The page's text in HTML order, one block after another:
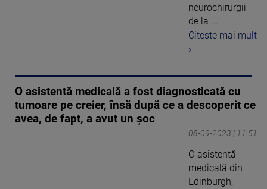
neurochirurgii
de la ...
Citeste mai mult
›
O asistentă medicală a fost diagnosticată cu
tumoare pe creier, însă după ce a descoperit ce
avea, de fapt, a avut un șoc
08-09-2023 | 11:51
O asistentă
medicală din
Edinburgh,